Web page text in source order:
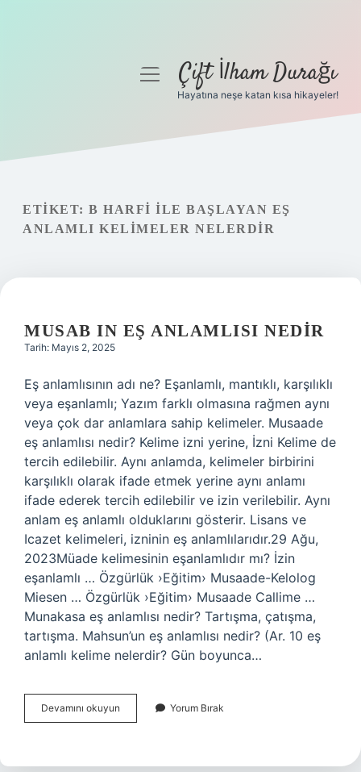
Gizlilik Politikası
Hakkımızda
menüyüÇift İlham Durağı
Hayatına neşe katan kısa hikayeler!
ETIKET: B HARFI ILE BAŞLAYAN EŞ
ANLAMLI KELIMELER NELERDIR
MUSAB IN EŞ ANLAMLISI NEDIR
Tarih: Mayıs 2, 2025
Eş anlamlısının adı ne? Eşanlamlı, mantıklı, karşılıklı
veya eşanlamlı; Yazım farklı olmasına rağmen aynı
veya çok dar anlamlara sahip kelimeler. Musaade
eş anlamlısı nedir? Kelime izni yerine, İzni Kelime de
tercih edilebilir. Aynı anlamda, kelimeler birbirini
karşılıklı olarak ifade etmek yerine aynı anlamı
ifade ederek tercih edilebilir ve izin verilebilir. Aynı
anlam eş anlamlı olduklarını gösterir. Lisans ve
Icazet kelimeleri, izninin eş anlamlılarıdır.29 Ağu,
2023Müade kelimesinin eşanlamlıdır mı? İzin
eşanlamlı … Özgürlük ›Eğitim› Musaade-Kelolog
Miesen … Özgürlük ›Eğitim› Musaade Callime …
Munakasa eş anlamlısı nedir? Tartışma, çatışma,
tartışma. Mahsun’un eş anlamlısı nedir? (Ar. 10 eş
anlamlı kelime nelerdir? Gün boyunca…
Devamını okuyun
In
Nedir
Yorum Bırak